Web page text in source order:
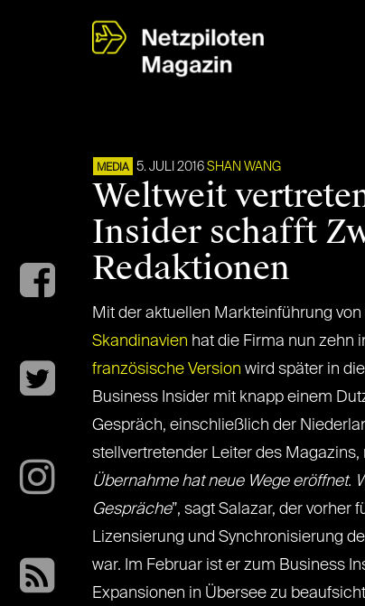
MEDIA 5. JULI 2016 SHAN WANG
Weltweit
Insider schafft
Redaktionen
Mit der aktuellen Markteinführung von
Skandinavien hat die Firma nun zehn
französische Version wird später in
Business Insider mit knapp einem
Gespräch, einschließlich der
stellvertretender Leiter des Magazins,
Übernahme hat neue Wege eröffnet.
Gespräche”, sagt Salazar, der vorher
Lizensierung und Synchronisierung
war. Im Februar ist er zum Business
Expansionen in Übersee zu